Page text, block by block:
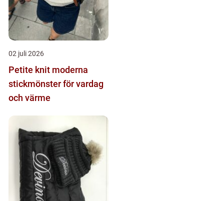
02 juli 2026
Petite knit moderna
stickmönster för vardag
och värme